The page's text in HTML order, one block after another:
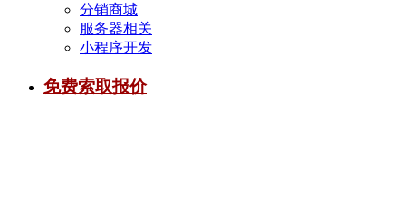
分销商城
服务器相关
小程序开发
免费索取报价